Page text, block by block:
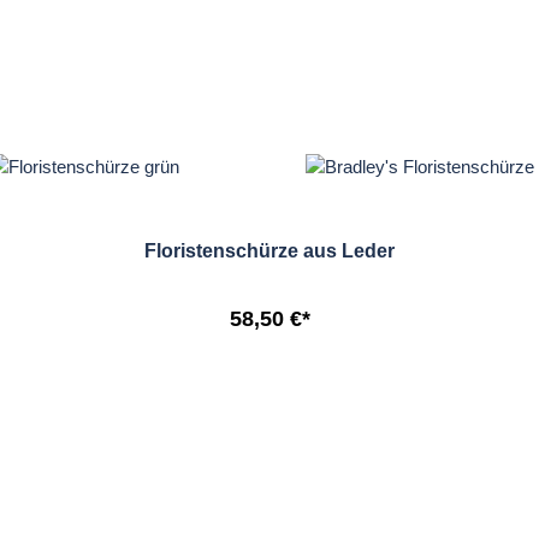
Floristenschürze aus Leder
58,50 €*